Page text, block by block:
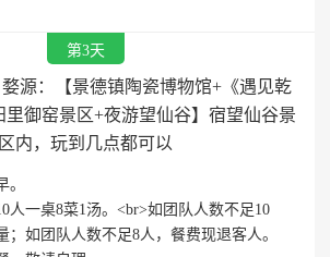
第3天
源：【景德镇陶瓷博物馆+《遇见乾
里御窑景区+夜游望仙谷】宿望仙谷景
区内，玩到几点都可以
。
人一桌8菜1汤。<br>如团队人数不足10
；如团队人数不足8人，餐费现退客人。